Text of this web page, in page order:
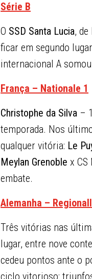
Série B
O SSD Santa Lucia, de
ficar em segundo
internacional A
França – Nationale 1
Christophe da Silva –
temporada. Nos
qualquer vitória: Le
Meylan Grenoble x
embate.
Alemanha –
Três vitórias nas
lugar, entre nove
cedeu pontos ante o
ciclo vitorioso: